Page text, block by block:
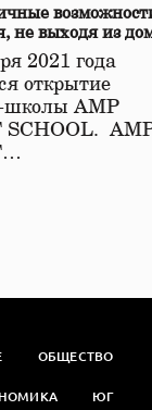
не выходя из
2021 года
открытие
школы АМР
SCHOOL.
ОБЩЕСТВО
ЮГ